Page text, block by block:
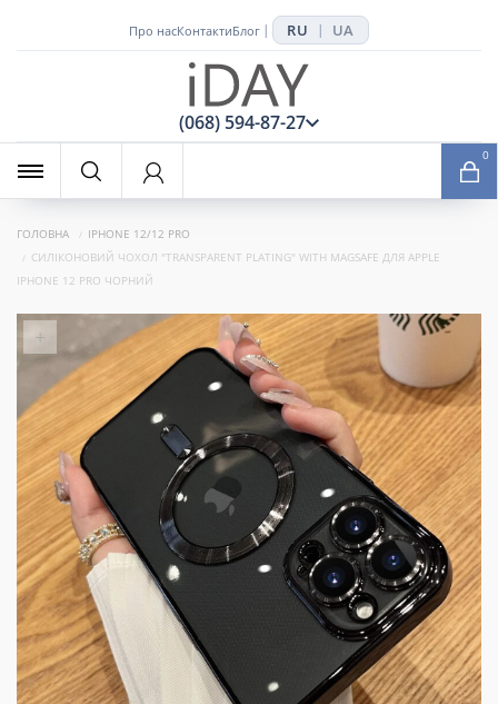
Про насКонтактиБлог | RU | UA
(068) 594-87-27
0
ГОЛОВНА
IPHONE 12/12 PRO
СИЛІКОНОВИЙ ЧОХОЛ "TRANSPARENT PLATING" WITH MAGSAFE ДЛЯ APPLE
IPHONE 12 PRO ЧОРНИЙ
+